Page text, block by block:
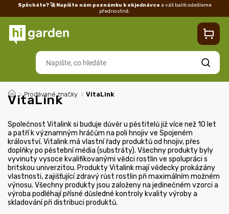
Spěcháte? 🚀 Napište nám poznámku k objednávce a váš balík odešleme
přednostně.
Vrácení/reklamace
Hledat
/ Prodávané značky / VitaLink
VitaLink
Společnost Vitalink si buduje důvěr u pěstitelů již více než 10 let
a patří k významným hráčům na poli hnojiv ve Spojeném
království. Vitalink má vlastní řady produktů od hnojiv, přes
doplňky po pěstební média (substráty). Všechny produkty byly
vyvinuty vysoce kvalifikovanými vědci rostlin ve spolupráci s
britskou univerzitou. Produkty Vitalink mají vědecky prokázány
vlastnosti, zajišťující zdravý růst rostlin při maximálním možném
výnosu. Všechny produkty jsou založeny na jedinečném vzorci a
výroba podléhají přísné důsledné kontroly kvality výroby a
skladování při distribuci produktů.